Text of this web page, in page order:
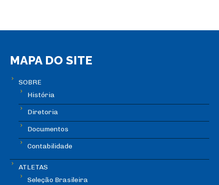
MAPA DO SITE
SOBRE
História
Diretoria
Documentos
Contabilidade
ATLETAS
Seleção Brasileira